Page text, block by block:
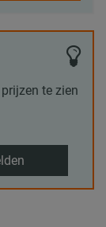
te zien